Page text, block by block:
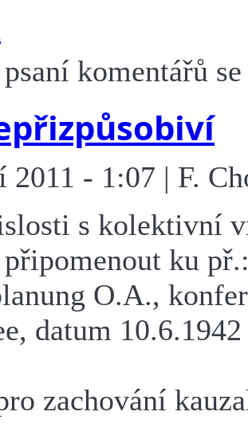
komentářů
2011 - 1:07 | F.
s kolektivní
ku
O.A.,
datum
zachování